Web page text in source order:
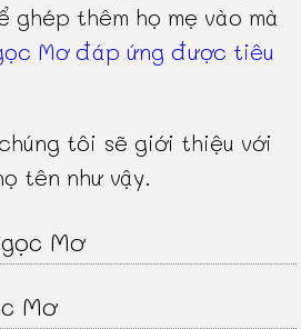
thêm họ mẹ vào mà
Mơ đáp ứng được tiêu
tôi sẽ giới thiệu với
tên như vậy.
Mơ
Mơ